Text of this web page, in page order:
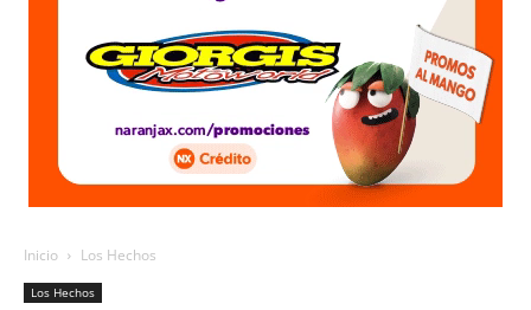
Inicio Los Hechos
Los Hechos